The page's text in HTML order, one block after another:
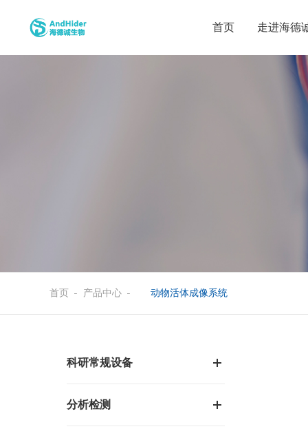
首页 走进海德
首页 产品中心 动物活体成像系统
科研常规设备
分析检测